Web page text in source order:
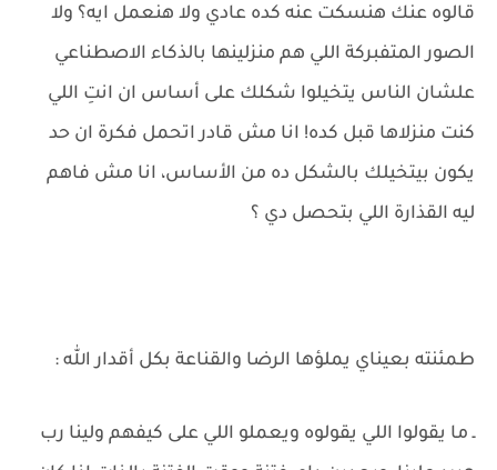
قالوه عنك هنسكت عنه كده عادي ولا هنعمل ايه؟ ولا
الصور المتفبركة اللي هم منزلينها بالذكاء الاصطناعي
علشان الناس يتخيلوا شكلك على أساس ان انتِ اللي
كنت منزلاها قبل كده! انا مش قادر اتحمل فكرة ان حد
يكون بيتخيلك بالشكل ده من الأساس، انا مش فاهم
ليه القذارة اللي بتحصل دي ؟
طمئنته بعيناي يملؤها الرضا والقناعة بكل أقدار الله :
ـ ما يقولوا اللي يقولوه ويعملو اللي على كيفهم ولينا رب